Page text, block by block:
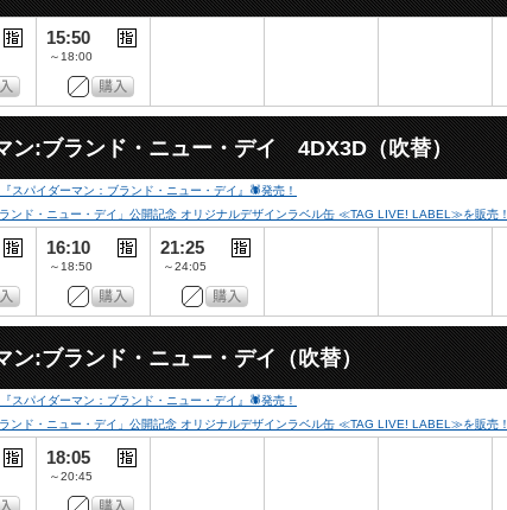
15:50
～18:00
ン:ブランド・ニュー・デイ 4DX3D（吹替）
スパイダーマン：ブランド・ニュー・デイ』🕷発売！
ンド・ニュー・デイ」公開記念 オリジナルデザインラベル缶 ≪TAG LIVE! LABEL≫を販売！
16:10
～18:50
21:25
～24:05
ン:ブランド・ニュー・デイ（吹替）
スパイダーマン：ブランド・ニュー・デイ』🕷発売！
ンド・ニュー・デイ」公開記念 オリジナルデザインラベル缶 ≪TAG LIVE! LABEL≫を販売！
18:05
～20:45